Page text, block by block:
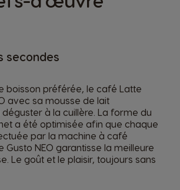
secondes
boisson préférée, le café Latte
avec sa mousse de lait
à la cuillère. La forme du
a été optimisée afin que chaque
par la machine à café
Gusto NEO garantisse la meilleure
Le goût et le plaisir, toujours sans